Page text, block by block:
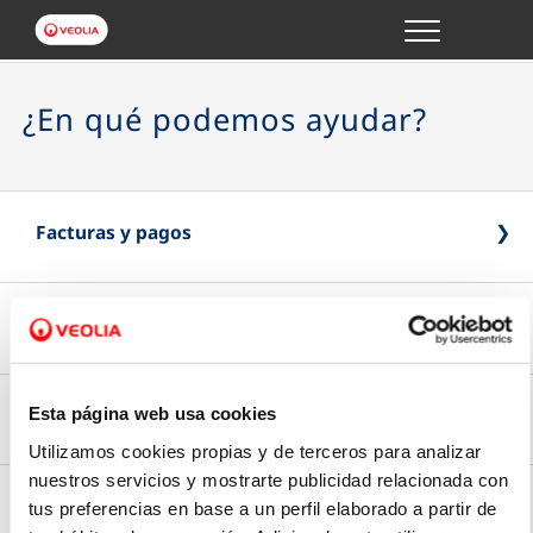
Esta página web usa cookies
Utilizamos cookies propias y de terceros para analizar
nuestros servicios y mostrarte publicidad relacionada con
tus preferencias en base a un perfil elaborado a partir de
Menu
VER TODAS LAS GESTIONES
TU AGUA
VER TODAS LAS GESTIONES
CONÓCENOS
¿En qué podemos ayudar?
Facturas y pagos
Tipo de factura
Lecturas y consumos
Introduce la lectura
Envía la última lectura de tu contador
Contratos y personas autorizadas
Modificación de datos